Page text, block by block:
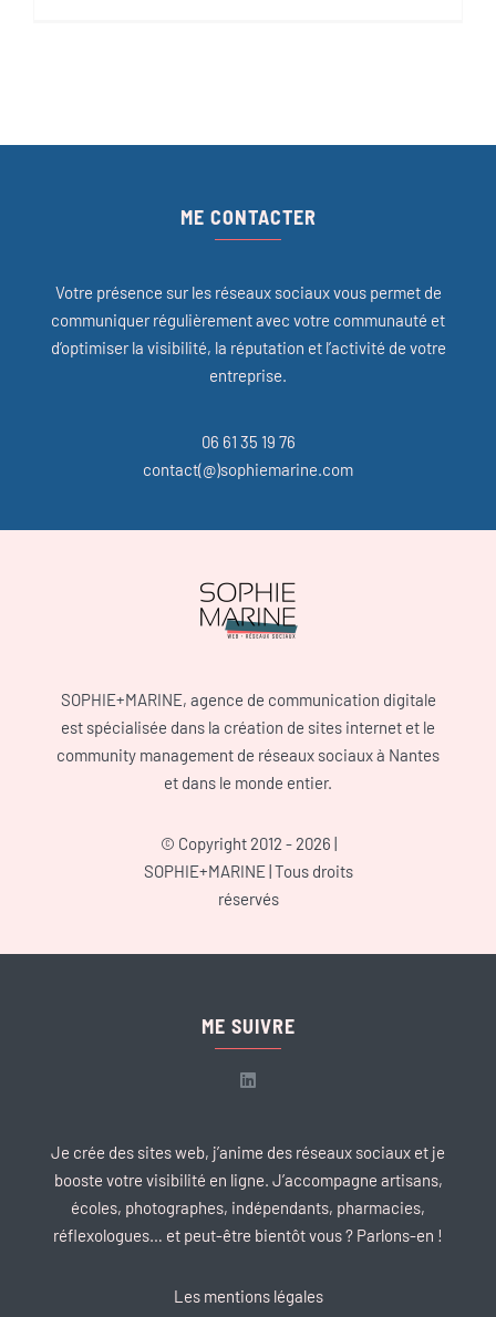
ME CONTACTER
Votre présence sur les réseaux sociaux vous permet de
communiquer régulièrement avec votre communauté et
d’optimiser la visibilité, la réputation et l’activité de votre
entreprise.
06 61 35 19 76
contact(@)sophiemarine.com
SOPHIE+MARINE, agence de communication digitale
est spécialisée dans la création de sites internet et le
community management de réseaux sociaux à Nantes
et dans le monde entier.
© Copyright 2012 - 2026 |
SOPHIE+MARINE| Tous droits
réservés
ME SUIVRE
Je crée des sites web, j’anime des réseaux sociaux et je
booste votre visibilité en ligne. J’accompagne artisans,
écoles, photographes, indépendants, pharmacies,
réflexologues… et peut-être bientôt vous ? Parlons-en !
Les mentions légales